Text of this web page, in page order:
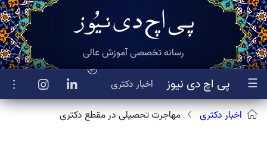
☰ پی اچ دی نیوز اخبار دکتری
رسانه تخصصی آموزش عالی
اخبار دکتری مهاجرت تحصیلی در مقطع دکتری